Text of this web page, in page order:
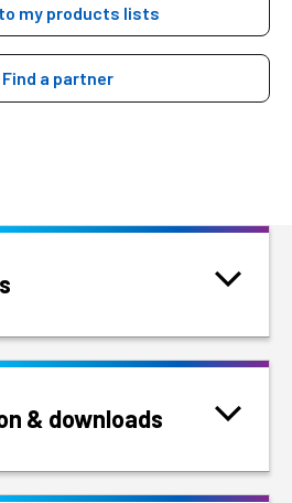
my products lists
Find a partner
& downloads